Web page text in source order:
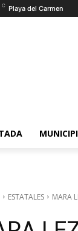
C Playa del Carmen
ESTATALES MARA